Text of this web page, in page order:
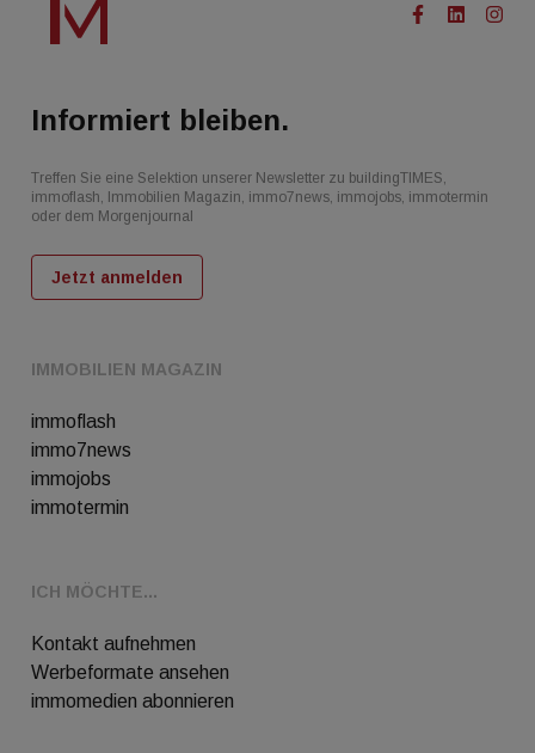
IMMOBILIEN MAGAZIN
immoflash
immo7news
immojobs
immotermin
ICH MÖCHTE...
Kontakt aufnehmen
Werbeformate ansehen
immomedien abonnieren
Informiert bleiben.
Treffen Sie eine Selektion unserer Newsletter zu buildingTIMES,
immoflash, Immobilien Magazin, immo7news, immojobs, immotermin
oder dem Morgenjournal
Jetzt anmelden